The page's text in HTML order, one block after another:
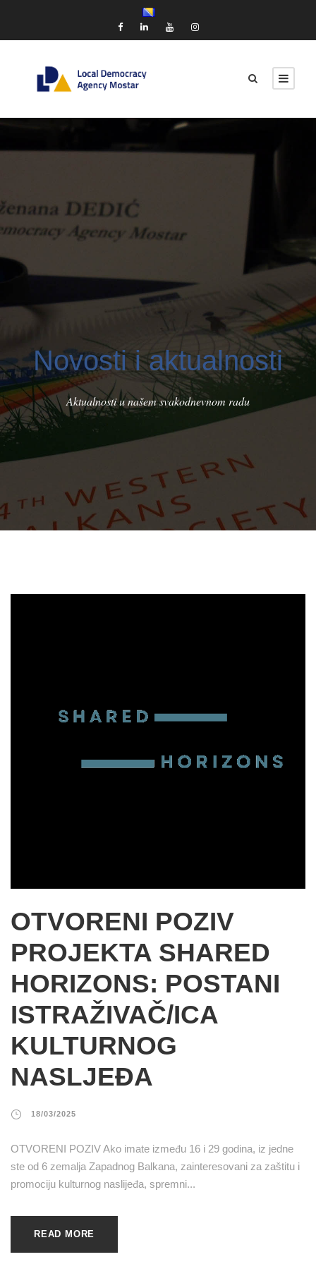
Novosti i aktualnosti
Aktualnosti u našem svakodnevnom radu
OTVORENI POZIV
PROJEKTA SHARED
HORIZONS: POSTANI
ISTRAŽIVAČ/ICA
KULTURNOG
NASLJEĐA
18/03/2025
OTVORENI POZIV Ako imate između 16 i 29 godina, iz jedne
ste od 6 zemalja Zapadnog Balkana, zainteresovani za zaštitu i
promociju kulturnog naslijeđa, spremni...
READ MORE